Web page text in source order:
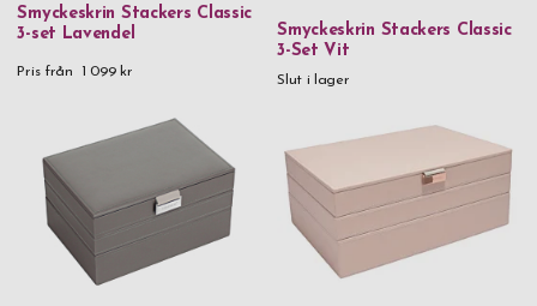
Smyckeskrin Stackers Classic
3-set Lavendel
Pris från 1 099 kr
Smyckeskrin Stackers Classic
3-Set Vit
Slut i lager